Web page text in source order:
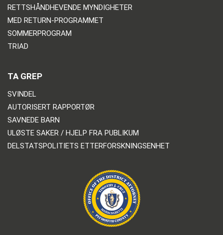
RETTSHÅNDHEVENDE MYNDIGHETER
MED RETURN-PROGRAMMET
SOMMERPROGRAM
TRIAD
TA GREP
SVINDEL
AUTORISERT RAPPORTØR
SAVNEDE BARN
ULØSTE SAKER / HJELP FRA PUBLIKUM
DELSTATSPOLITIETS ETTERFORSKNINGSENHET